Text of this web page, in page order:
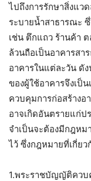
ไปถึงการรักษาสิ่งแว
ระบายน้ำสาธารณะ
เช่น ตึกแถว ร้านค้า
ล้วนถือเป็นอาคารสา
อาคารในแต่ละวัน ดั
ของผู้ใช้อาคารจึงเป็
ควบคุมการก่อสร้างอ
อาจเกิดอันตรายแก่ป
จำเป็นจะต้องมีกฎหม
ไว้ ซึ่งกฎหมายที่เกี่ย
1.พระราชบัญญัติควบ